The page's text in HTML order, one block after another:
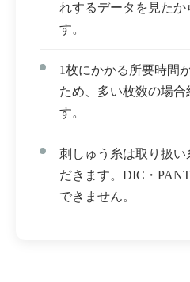
れするデータを見たか
す。
1枚にかかる所要時間
ため、多い枚数の場
す。
刺しゅう糸は取り扱
だきます。DIC・
できません。